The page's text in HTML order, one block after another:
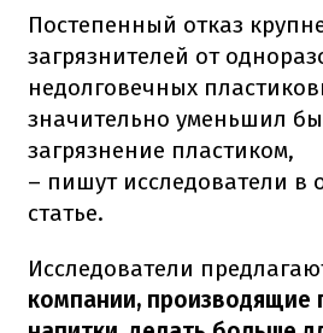
Постепенный отказ
загрязнителей от
недолговечных
значительно уменьшил
загрязнение пластиком,
– пишут исследователи в
статье.
Исследователи
компании, производящие